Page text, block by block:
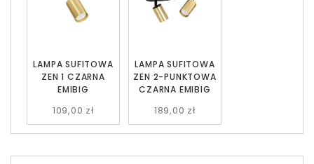
LAMPA SUFITOWA
ZEN 1 CZARNA
EMIBIG
109,00 zł
LAMPA SUFITOWA
ZEN 2-PUNKTOWA
CZARNA EMIBIG
189,00 zł